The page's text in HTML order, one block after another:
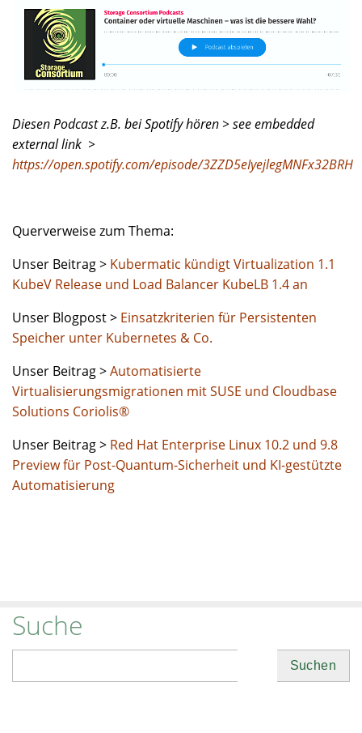
Diesen Podcast z.B. bei Spotify hören > see embedded
external link >
https://open.spotify.com/episode/3ZZD5eIyejlegMNFx32BRH
Querverweise zum Thema:
Unser Beitrag > Kubermatic kündigt Virtualization 1.1
KubeV Release und Load Balancer KubeLB 1.4 an
Unser Blogpost > Einsatzkriterien für Persistenten
Speicher unter Kubernetes & Co.
Unser Beitrag >Automatisierte
Virtualisierungsmigrationen mit SUSE und Cloudbase
Solutions Coriolis®
Unser Beitrag > Red Hat Enterprise Linux 10.2 und 9.8
Preview für Post-Quantum-Sicherheit und KI-gestützte
Automatisierung
Suche